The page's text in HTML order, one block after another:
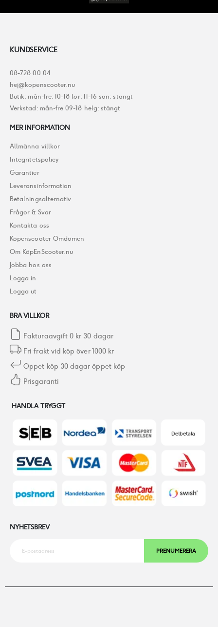
KUNDSERVICE
08-728 00 04
hej@kopenscooter.nu
Butik: mån-fre: 10-18 lör: 11-16 sön: stängt
Verkstad: mån-fre 09-18 helg: stängt
MER INFORMATION
Allmänna villkor
Integritetspolicy
Garantier
Leveransinformation
Betalningsalternativ
Frågor & Svar
Kontakta oss
Köpenscooter Omdömen
Om KöpEnScooter.nu
Jobba hos oss
Logga in
Logga ut
BRA VILLKOR
Fakturaavgift 0 kr 30 dagar
Fri frakt vid köp över 1000 kr
Öppet köp 30 dagar öppet köp
Prisgaranti
HANDLA TRYGGT
NYHETSBREV
PRENUMERERA